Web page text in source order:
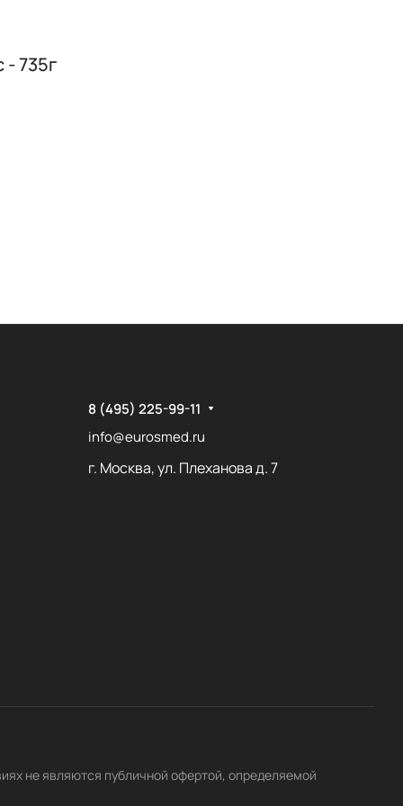
735г
8 (495) 225-99-11
info@eurosmed.ru
г. Москва, ул. Плеханова д. 7
не являются публичной офертой, определяемой